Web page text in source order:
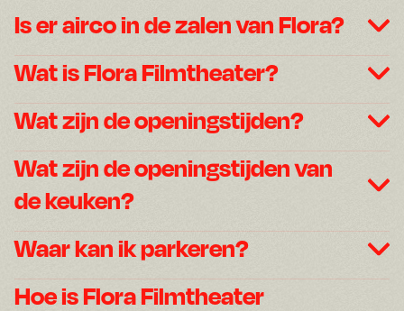
Is er airco in de zalen van Flora?
Wat is Flora Filmtheater?
Wat zijn de openingstijden?
Wat zijn de openingstijden van
de keuken?
Waar kan ik parkeren?
Hoe is Flora Filmtheater